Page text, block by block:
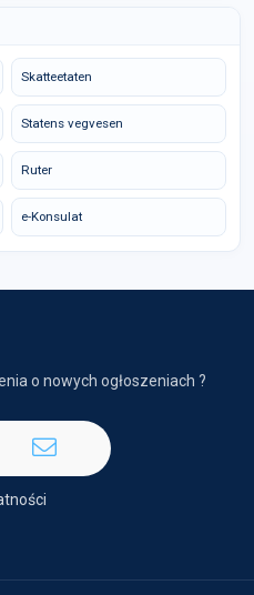
Skatteetaten
Statens vegvesen
Ruter
e-Konsulat
o nowych ogłoszeniach ?